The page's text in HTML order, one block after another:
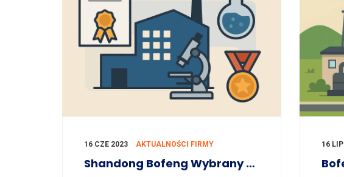
16 CZE 2023 AKTUALNOŚCI FIRMY
Shandong Bofeng Wybrany Do „8. Partii 2023 R. – Planu Wpisu Na Listę Innowacyjnych MŚP W Prowincji Shandong”
16